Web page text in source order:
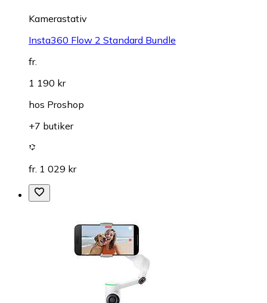
Kamerastativ
Insta360 Flow 2 Standard Bundle
fr.
1 190 kr
hos Proshop
+7 butiker
fr. 1 029 kr